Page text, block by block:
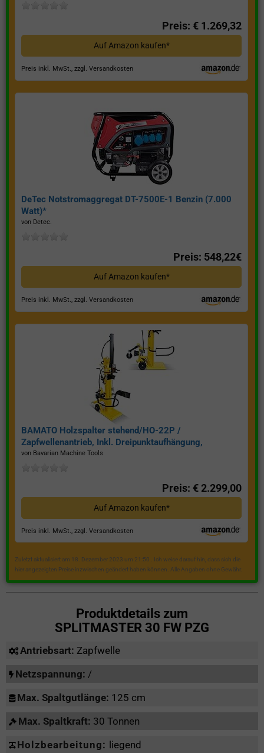
Preis: € 1.269,32
Auf Amazon kaufen*
Preis inkl. MwSt., zzgl. Versandkosten
DeTec Notstromaggregat DT-7500E-1 Benzin (7.000
Watt)*
von Detec.
Preis: 548,22€
Auf Amazon kaufen*
Preis inkl. MwSt., zzgl. Versandkosten
BAMATO Holzspalter stehend/HO-22P /
Zapfwellenantrieb, Inkl. Dreipunktaufhängung,
Spaltkraft 22 Tonnen*
von Bavarian Machine Tools
Preis: € 2.299,00
Auf Amazon kaufen*
Preis inkl. MwSt., zzgl. Versandkosten
Zuletzt aktualisiert am 18. Dezember 2023 um 21:50 . Ich weise darauf hin, dass sich die
hier angezeigten Preise inzwischen geändert haben können. Alle Angaben ohne Gewähr.
Produktdetails zum
SPLITMASTER 30 FW PZG
Antriebsart: Zapfwelle
Netzspannung: /
Max. Spaltgutlänge: 125 cm
Max. Spaltkraft: 30 Tonnen
Holzbearbeitung: liegend